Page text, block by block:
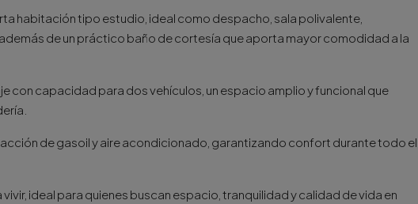
habitación tipo estudio, ideal como despacho, sala polivalente,
de un práctico baño de cortesía que aporta mayor comodidad a la
con capacidad para dos vehículos, un espacio amplio y funcional que
de gasoil y aire acondicionado, garantizando confort durante todo el
ideal para quienes buscan espacio, tranquilidad y calidad de vida en